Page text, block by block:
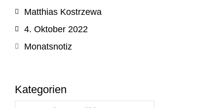
Matthias Kostrzewa
4. Oktober 2022
Monatsnotiz
Kategorien